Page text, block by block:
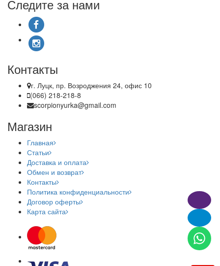
Следите за нами
Контакты
г. Луцк, пр. Возроджения 24, офис 10
(066) 218-218-8
scorpionyurka@gmail.com
Магазин
Главная
Статьи
Доставка и оплата
Обмен и возврат
Контакты
Политика конфиденциальности
Договор оферты
Карта сайта